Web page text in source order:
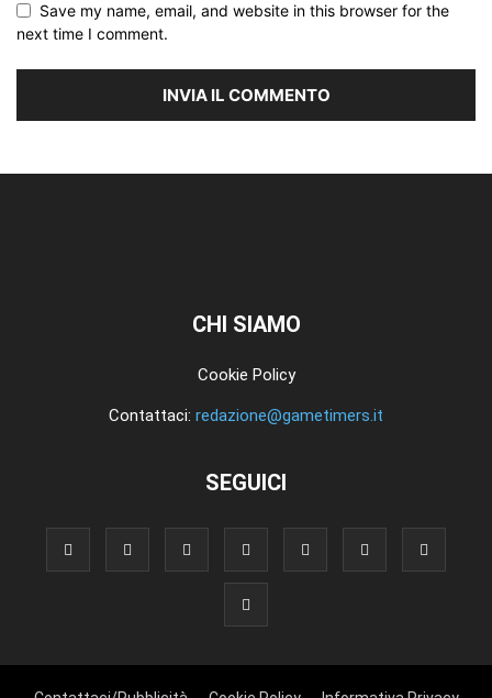
Save my name, email, and website in this browser for the
next time I comment.
CHI SIAMO
Cookie Policy
Contattaci: redazione@gametimers.it
SEGUICI